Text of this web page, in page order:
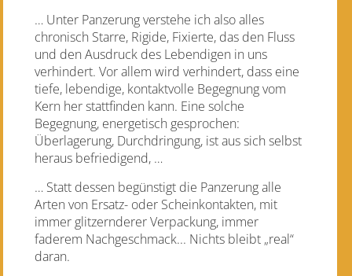
… Unter Panzerung verstehe ich also alles
chronisch Starre, Rigide, Fixierte, das den Fluss
und den Ausdruck des Lebendigen in uns
verhindert. Vor allem wird verhindert, dass eine
tiefe, lebendige, kontaktvolle Begegnung vom
Kern her stattfinden kann. Eine solche
Begegnung, energetisch gesprochen:
Überlagerung, Durchdringung, ist aus sich selbst
heraus befriedigend, …
… Statt dessen begünstigt die Panzerung alle
Arten von Ersatz- oder Scheinkontakten, mit
immer glitzernderer Verpackung, immer
faderem Nachgeschmack... Nichts bleibt „real“
daran.